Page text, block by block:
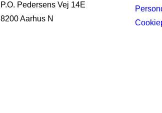
P.O. Pedersens Vej 14E
8200 Aarhus N